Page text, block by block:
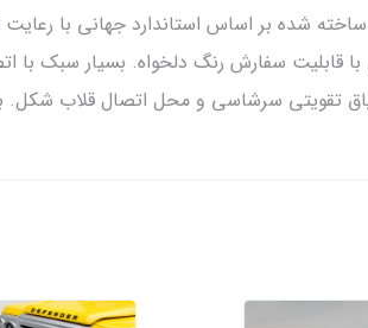
ساخته شده بر اساس استاندارد جهانی با رعایت
با قابلیت سفارش رنگ دلخواه. بسیار سبک
تقویتی سرشاسی و محل اتصال قلاب شکل.